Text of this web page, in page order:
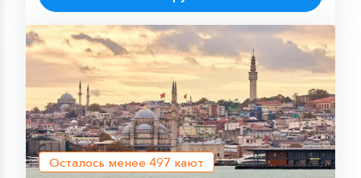
Осталось менее 497 кают